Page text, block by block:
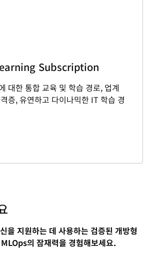
을 지원하는 데 사용하는 검증된 개방형
의 잠재력을 경험해보세요.
Subscription
대한 통합 교육 및 학습 경로, 업계
증, 유연하고 다이나믹한 IT 학습 경